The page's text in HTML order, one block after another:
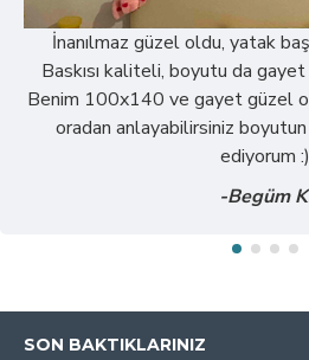
İnanılmaz güzel oldu, yatak
Baskısı kaliteli, boyutu da
Benim 100x140 ve gayet güzel
oradan anlayabilirsiniz
ediyorum :)
-Begüm
SON BAKTIKLARINIZ